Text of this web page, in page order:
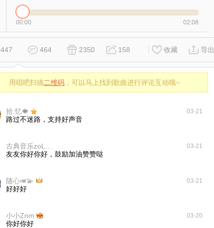
00:00 02:08
447 464 2350 158 收藏 导出
用唱吧扫描二维码 ，可以马上找到歌曲进行评论互动哦~
拾.忆🍁 03-21
路过不迷路，支持好声音
03-21
友友你好你好，鼓励加油赞赞哒
随心🎺💫 03-21
好好好
小小Znm 03-20
你好你好